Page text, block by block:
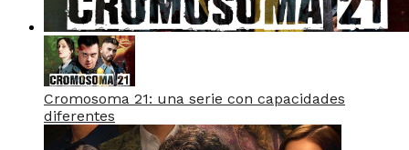
Cromosoma 21: una serie con capacidades
diferentes